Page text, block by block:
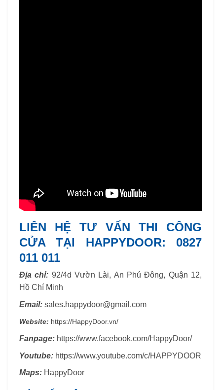
LIÊN HỆ TƯ VẤN THI CÔNG
CỬA TẠI HAPPYDOOR: 0827
011 011
Địa chỉ: 92/4d Vườn Lài, An Phú Đông, Quận 12,
Hồ Chí Minh
Email: sales.happydoor@gmail.com
Website: https://HappyDoor.vn/
Fanpage: https://www.facebook.com/HappyDoor/
Youtube: https://www.youtube.com/c/HAPPYDOOR
Maps: HappyDoor